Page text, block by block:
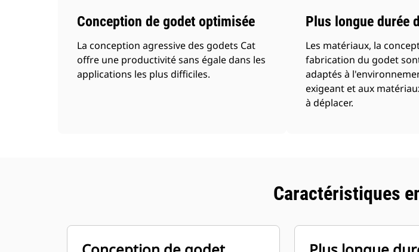
Conception de godet optimisée
La conception agressive des godets Cat
offre une productivité sans égale dans les
applications les plus difficiles.
Plus longue durée
Les matériaux, la
fabrication du godet
adaptés à
exigeant et aux
à déplacer.
Caractéristiques